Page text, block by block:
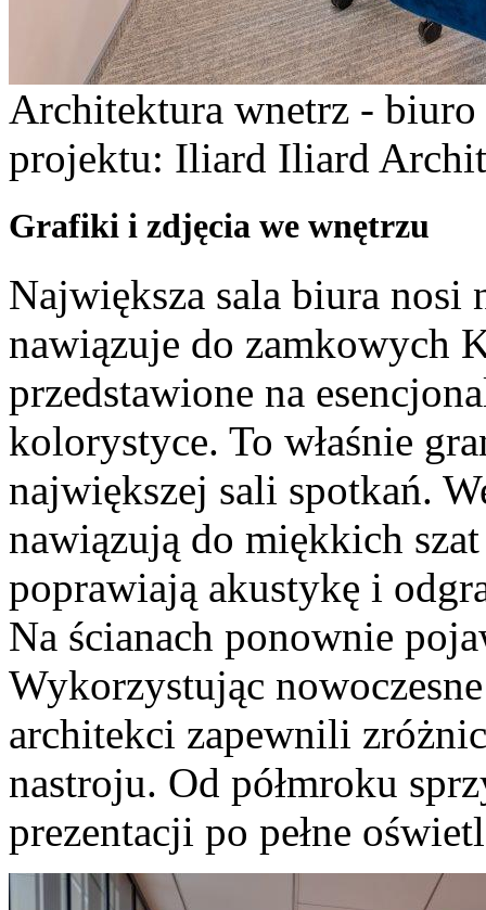
Architektura wnetrz -
projektu: Iliard Iliard
Grafiki i zdjęcia we wnętrzu
Największa sala biura nosi
nawiązuje do zamkowych
przedstawione na
kolorystyce. To właśnie
największej sali spotkań.
nawiązują do miękkich
poprawiają akustykę i
Na ścianach ponownie
Wykorzystując
architekci zapewnili
nastroju. Od półmroku
prezentacji po pełne